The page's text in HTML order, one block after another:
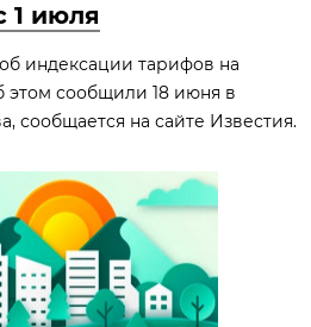
1 июля
индексации тарифов на
этом сообщили 18 июня в
сообщается на сайте Известия.